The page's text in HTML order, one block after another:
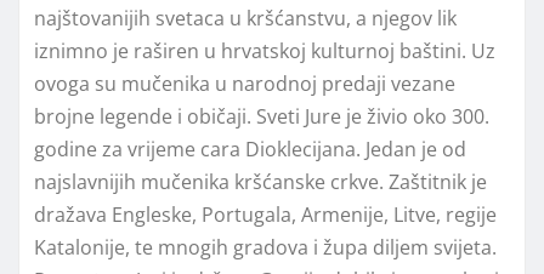
najštovanijih svetaca u kršćanstvu, a njegov lik
iznimno je raširen u hrvatskoj kulturnoj baštini. Uz
ovoga su mučenika u narodnoj predaji vezane
brojne legende i običaji. Sveti Jure je živio oko 300.
godine za vrijeme cara Dioklecijana. Jedan je od
najslavnijih mučenika kršćanske crkve. Zaštitnik je
dražava Engleske, Portugala, Armenije, Litve, regije
Katalonije, te mnogih gradova i župa diljem svijeta.